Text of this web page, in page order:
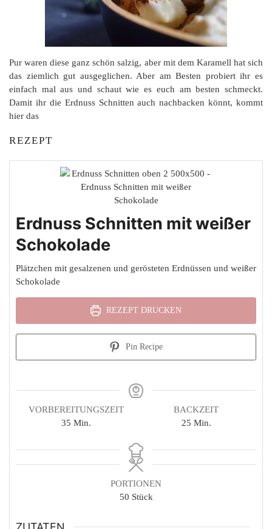
Pur waren diese ganz schön salzig, aber mit dem Karamell hat sich
das ziemlich gut ausgeglichen. Aber am Besten probiert ihr es
einfach mal aus und schaut wie es euch am besten schmeckt.
Damit ihr die Erdnuss Schnitten auch nachbacken könnt, kommt
hier das
REZEPT
Erdnuss Schnitten mit weißer
Schokolade
Plätzchen mit gesalzenen und gerösteten Erdnüssen und weißer
Schokolade
REZEPT DRUCKEN
Pin Recipe
VORBEREITUNGSZEIT
35Minuten
Min.
BACKZEIT
25Minuten
Min.
PORTIONEN
50 Stück